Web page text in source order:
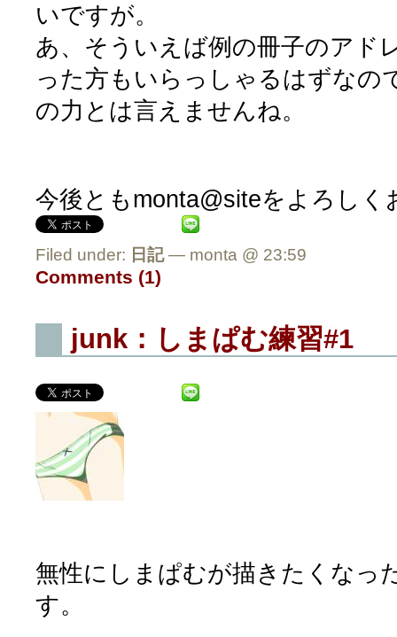
いですが。
あ、そういえば例の冊子のアド
った方もいらっしゃるはずなの
の力とは言えませんね。
今後ともmonta@siteをよろしく
Filed under: 日記— monta @ 23:59
Comments (1)
junk：しまぱむ練習#1
無性にしまぱむが描きたくなっ
す。